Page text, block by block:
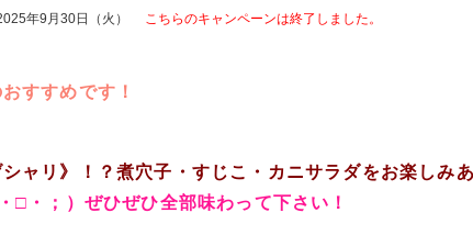
年9月30日（火） こちらのキャンペーンは終了しました。
すすめです！
ャリ》！？煮穴子・すじこ・カニサラダをお楽しみ
□・；）ぜひぜひ全部味わって下さい！